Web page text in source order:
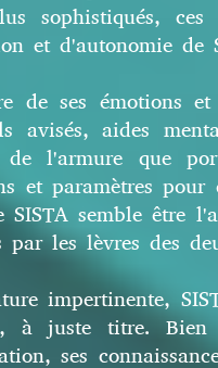
sophistiqués,
et d'autonomie
de ses émotions
avisés, aides
l'armure que
et paramètres
semble être
par les lèvres des
impertinente,
à juste titre. Bien
ses